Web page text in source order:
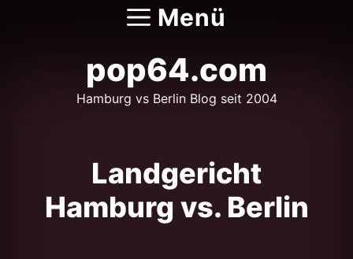
Menü
pop64.com
Hamburg vs Berlin Blog seit 2004
Landgericht
Hamburg vs. Berlin